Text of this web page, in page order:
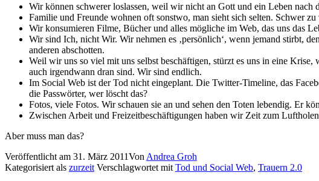
Wir kön­nen schwe­rer los­las­sen, weil wir nicht an Gott und ein Leben nach
Familie und Freunde woh­nen oft sonst­wo, man sieht sich sel­ten. Schwer
Wir kon­su­mie­ren Filme, Bücher und alles mög­li­che im Web, das uns das
Wir sind Ich, nicht Wir. Wir neh­men es ‚per­sön­lich‘, wenn jemand stirbt,
ande­ren abschotten.
Weil wir uns so viel mit uns selbst beschäf­ti­gen, stürzt es uns in eine
auch irgend­wann dran sind. Wir sind endlich.
Im Social Web ist der Tod nicht ein­ge­plant. Die Twitter-Timeline, das
die Passwörter, wer löscht das?
Fotos, vie­le Fotos. Wir schau­en sie an und sehen den Toten leben­dig. Er
Zwischen Arbeit und Freizeitbeschäftigungen haben wir Zeit zum
Aber muss man das?
Veröffentlicht am 31. März 2011Von Andrea Groh
Kategorisiert als zurzeit Verschlagwortet mit Tod und Social Web, Trauern 2.0